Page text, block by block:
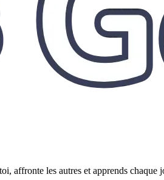
affronte les autres et apprends chaque